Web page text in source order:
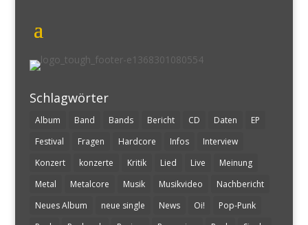
Schlagwörter
Album Band Bands Bericht CD Daten
EP
Festival
Fragen Hardcore Infos
Interview
Konzert
konzerte Kritik Lied Live
Meinung
Metal
Metalcore Musik Musikvideo
Nachbericht
Neues Album
neue single News Oi!
Pop-Punk